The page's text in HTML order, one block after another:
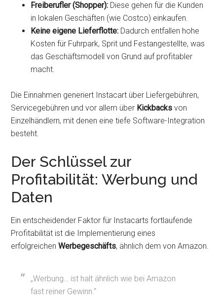
Freiberufler (Shopper): Diese gehen für die Kunden
in lokalen Geschäften (wie Costco) einkaufen.
Keine eigene Lieferflotte: Dadurch entfallen hohe
Kosten für Fuhrpark, Sprit und Festangestellte, was
das Geschäftsmodell von Grund auf profitabler
macht.
Die Einnahmen generiert Instacart über Liefergebühren,
Servicegebühren und vor allem über Kickbacks von
Einzelhändlern, mit denen eine tiefe Software-Integration
besteht.
Der Schlüssel zur
Profitabilität: Werbung und
Daten
Ein entscheidender Faktor für Instacarts fortlaufende
Profitabilität ist die Implementierung eines
erfolgreichenWerbegeschäfts, ähnlich dem von Amazon.
„Werbung… ist halt ähnlich wie bei Amazon
fast reiner Gewinn.“